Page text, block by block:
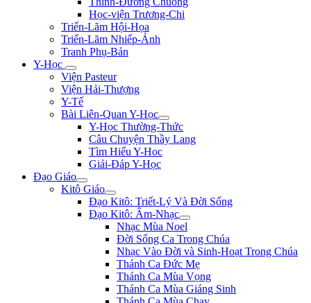
Học-viện Trương-Chi
Triển-Lãm Hội-Họa
Triển-Lãm Nhiếp-Ảnh
Tranh Phụ-Bản
Y-Học
Viện Pasteur
Viện Hải-Thượng
Y-Tế
Bài Liên-Quan Y-Học
Y-Học Thường-Thức
Câu Chuyện Thầy Lang
Tìm Hiểu Y-Hoc
Giải-Đáp Y-Học
Đạo Giáo
Kitô Giáo
Đạo Kitô: Triết-Lý Và Đời Sống
Đạo Kitô: Âm-Nhạc
Nhạc Mùa Noel
Đời Sống Ca Trong Chúa
Nhạc Vào Đời và Sinh-Hoạt Trong Chúa
Thánh Ca Đức Mẹ
Thánh Ca Mùa Vọng
Thánh Ca Mùa Giáng Sinh